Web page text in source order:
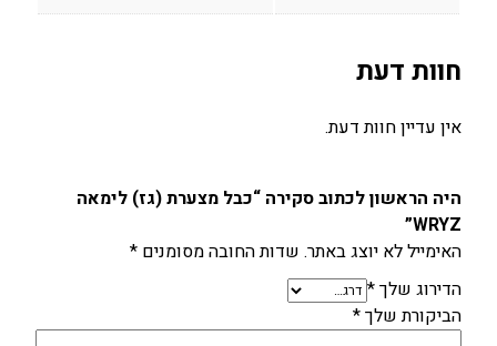
חוות דעת
אין עדיין חוות דעת.
היה הראשון לכתוב סקירה “כבל מצערת (גז) לימאה
WRYZ”
האימייל לא יוצג באתר. שדות החובה מסומנים *
הדירוג שלך*
הביקורת שלך*